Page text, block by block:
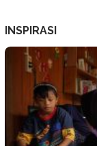
INSPIRASI